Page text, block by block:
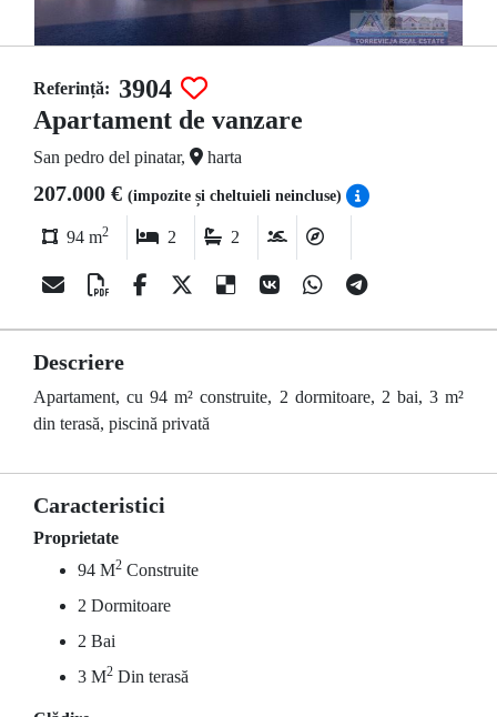
Referință: 3904
Apartament de vanzare
San pedro del pinatar, harta
207.000 € (impozite și cheltuieli neincluse)
94 m2 2 2
Descriere
Apartament, cu 94 m² construite, 2 dormitoare, 2 bai, 3 m²
din terasă, piscină privată
Caracteristici
Proprietate
94 M2 Construite
2 Dormitoare
2 Bai
3 M2 Din terasă